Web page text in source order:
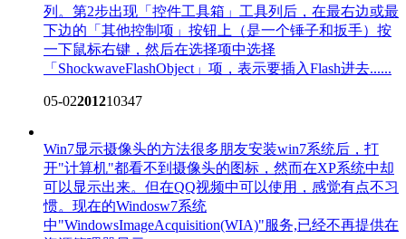
列。第2步出现「控件工具箱」工具列后，在最右边或最
下边的「其他控制项」按钮上（是一个锤子和扳手）按
一下鼠标右键，然后在选择项中选择
「ShockwaveFlashObject」项，表示要插入Flash进去......
05-02201210347
Win7显示摄像头的方法很多朋友安装win7系统后，打
开"计算机"都看不到摄像头的图标，然而在XP系统中却
可以显示出来。但在QQ视频中可以使用，感觉有点不习
惯。现在的Windosw7系统
中"WindowsImageAcquisition(WIA)"服务,已经不再提供在